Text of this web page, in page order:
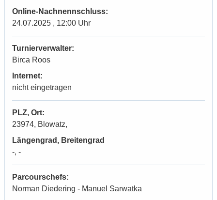
Online-Nachnennschluss:
24.07.2025 , 12:00 Uhr
Turnierverwalter:
Birca Roos
Internet:
nicht eingetragen
PLZ, Ort:
23974, Blowatz,
Längengrad, Breitengrad
-, -
Parcourschefs:
Norman Diedering - Manuel Sarwatka